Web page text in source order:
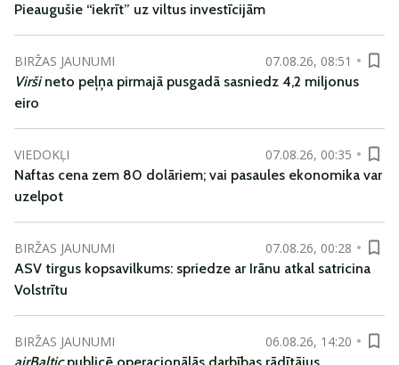
Pieaugušie “iekrīt” uz viltus investīcijām
BIRŽAS JAUNUMI
07.08.26, 08:51
Viršineto peļņa pirmajā pusgadā sasniedz 4,2 miljonus
eiro
VIEDOKĻI
07.08.26, 00:35
Naftas cena zem 80 dolāriem; vai pasaules ekonomika var
uzelpot
BIRŽAS JAUNUMI
07.08.26, 00:28
ASV tirgus kopsavilkums: spriedze ar Irānu atkal satricina
Volstrītu
BIRŽAS JAUNUMI
06.08.26, 14:20